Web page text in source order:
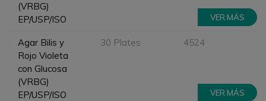
(VRBG)
EP/USP/ISO
VER MÁS
Agar Bilis y
Rojo Violeta
con Glucosa
(VRBG)
EP/USP/ISO
30 Plates 4524
VER MÁS